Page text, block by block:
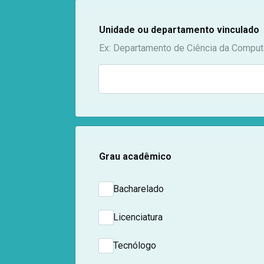
Unidade ou departamento vinculado
Ex: Departamento de Ciência da
Grau acadêmico
Bacharelado
Licenciatura
Tecnólogo